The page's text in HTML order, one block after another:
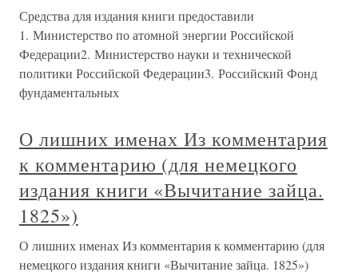
Средства для издания книги предоставили
1. Министерство по атомной энергии Российской
Федерации2. Министерство науки и технической
политики Российской Федерации3. Российский Фонд
фундаментальных
О лишних именах Из комментария
к комментарию (для немецкого
издания книги «Вычитание зайца.
1825»)
О лишних именах Из комментария к комментарию (для
немецкого издания книги «Вычитание зайца. 1825»)